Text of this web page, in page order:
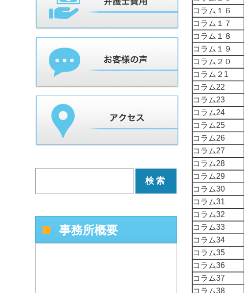
コラム１６
コラム１７
コラム１８
コラム１９
コラム２０
コラム２1
コラム22
コラム23
コラム24
コラム25
コラム26
コラム27
コラム28
コラム29
コラム30
コラム31
コラム32
コラム33
コラム34
コラム35
コラム36
コラム37
コラム38
事務所概要